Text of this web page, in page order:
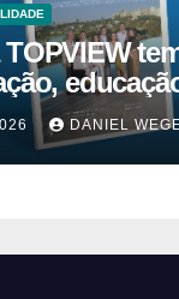
DANIEL